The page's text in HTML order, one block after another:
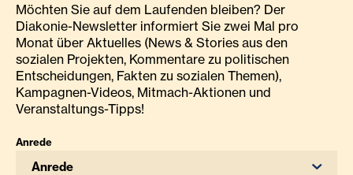
Möchten Sie auf dem Laufenden bleiben? Der
Diakonie-Newsletter informiert Sie zwei Mal pro
Monat über Aktuelles (News & Stories aus den
sozialen Projekten, Kommentare zu politischen
Entscheidungen, Fakten zu sozialen Themen),
Kampagnen-Videos, Mitmach-Aktionen und
Veranstaltungs-Tipps!
Anrede
Anrede